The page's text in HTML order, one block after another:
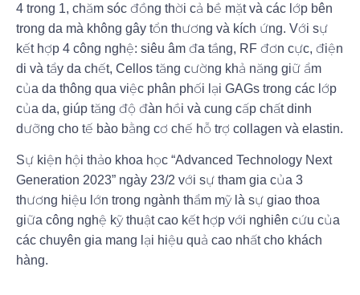
4 trong 1, chăm sóc đồng thời cả bề mặt và các lớp bên
trong da mà không gây tổn thương và kích ứng. Với sự
kết hợp 4 công nghệ: siêu âm đa tầng, RF đơn cực, điện
di và tẩy da chết, Cellos tăng cường khả năng giữ ẩm
của da thông qua việc phân phối lại GAGs trong các lớp
của da, giúp tăng độ đàn hồi và cung cấp chất dinh
dưỡng cho tế bào bằng cơ chế hỗ trợ collagen và elastin.
Sự kiện hội thảo khoa học “Advanced Technology Next
Generation 2023” ngày 23/2 với sự tham gia của 3
thương hiệu lớn trong ngành thẩm mỹ là sự giao thoa
giữa công nghệ kỹ thuật cao kết hợp với nghiên cứu của
các chuyên gia mang lại hiệu quả cao nhất cho khách
hàng.